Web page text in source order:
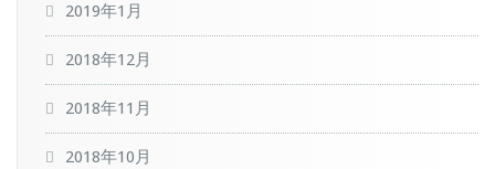
2019年1月
2018年12月
2018年11月
2018年10月